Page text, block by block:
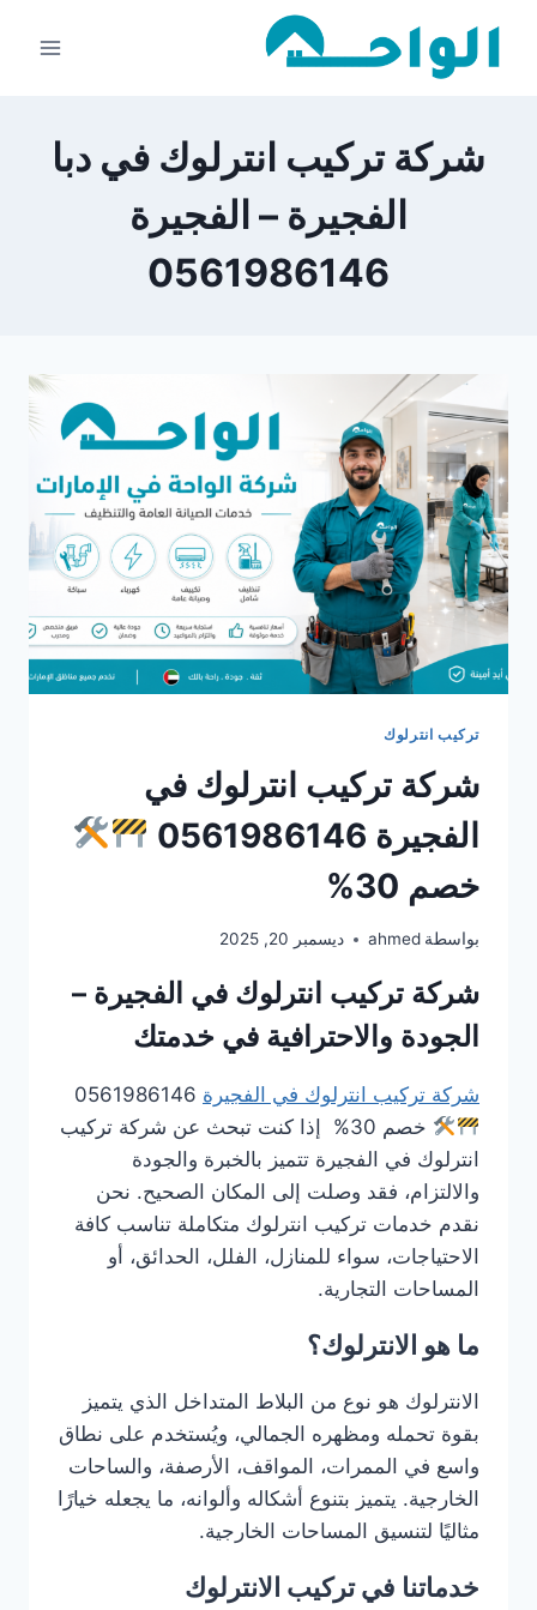
شركة تركيب انترلوك في دبا
الفجيرة – الفجيرة
0561986146
تركيب انترلوك
شركة تركيب انترلوك في
الفجيرة 0561986146
خصم 30%
بواسطة ahmed ديسمبر 20, 2025
شركة تركيب انترلوك في الفجيرة –
الجودة والاحترافية في خدمتك
شركة تركيب انترلوك في الفجيرة
خصم 30% إذا كنت تبحث عن شركة تركيب
انترلوك في الفجيرة تتميز بالخبرة والجودة
والالتزام، فقد وصلت إلى المكان الصحيح. نحن
نقدم خدمات تركيب انترلوك متكاملة تناسب كافة
الاحتياجات، سواء للمنازل، الفلل، الحدائق، أو
المساحات التجارية.
ما هو الانترلوك؟
الانترلوك هو نوع من البلاط المتداخل الذي يتميز
بقوة تحمله ومظهره الجمالي، ويُستخدم على نطاق
واسع في الممرات، المواقف، الأرصفة، والساحات
الخارجية. يتميز بتنوع أشكاله وألوانه، ما يجعله خيارًا
مثاليًا لتنسيق المساحات الخارجية.
خدماتنا في تركيب الانترلوك